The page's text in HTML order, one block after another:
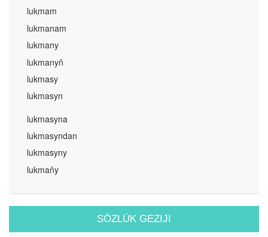
lukmam
lukmanam
lukmany
lukmanyň
lukmasy
lukmasyn
lukmasyna
lukmasyndan
lukmasyny
lukmaňy
SÖZLÜK GEZIJI